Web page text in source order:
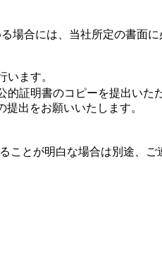
場合には、当社所定の書面
ます。
証明書のコピーを提出いた
出をお願いいたします。
とが明白な場合は別途、ご